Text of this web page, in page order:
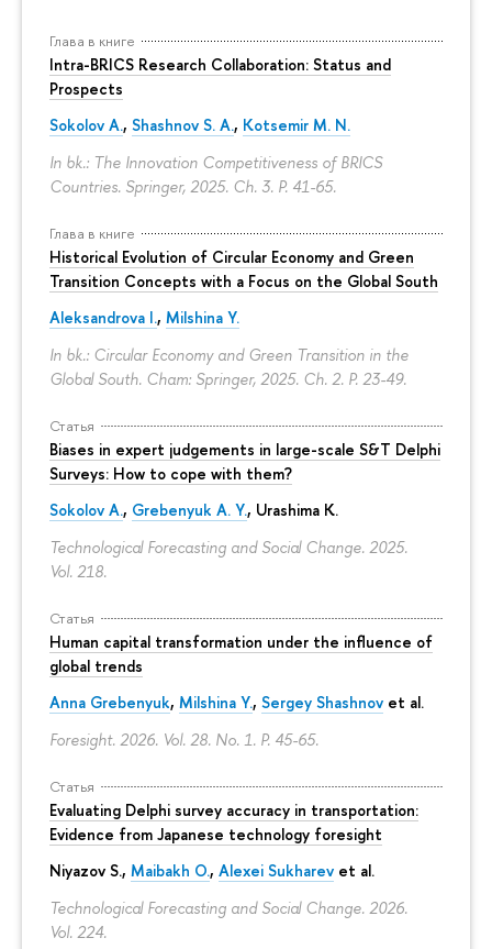
Глава в книге
Intra-BRICS Research Collaboration: Status and
Prospects
Sokolov A., Shashnov S. A., Kotsemir M. N.
In bk.: The Innovation Competitiveness of BRICS
Countries. Springer, 2025. Ch. 3. P. 41-65.
Глава в книге
Historical Evolution of Circular Economy and Green
Transition Concepts with a Focus on the Global South
Aleksandrova I., Milshina Y.
In bk.: Circular Economy and Green Transition in the
Global South. Cham: Springer, 2025. Ch. 2. P. 23-49.
Статья
Biases in expert judgements in large-scale S&T Delphi
Surveys: How to cope with them?
Sokolov A., Grebenyuk A. Y., Urashima K.
Technological Forecasting and Social Change. 2025.
Vol. 218.
Статья
Human capital transformation under the influence of
global trends
Anna Grebenyuk, Milshina Y., Sergey Shashnov et al.
Foresight. 2026. Vol. 28. No. 1. P. 45-65.
Статья
Evaluating Delphi survey accuracy in transportation:
Evidence from Japanese technology foresight
Niyazov S., Maibakh O., Alexei Sukharev et al.
Technological Forecasting and Social Change. 2026.
Vol. 224.